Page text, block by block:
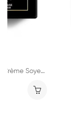
Lierac Premium La Crème Soyeuse 50ml